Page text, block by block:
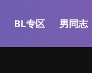
BL专区 男同志